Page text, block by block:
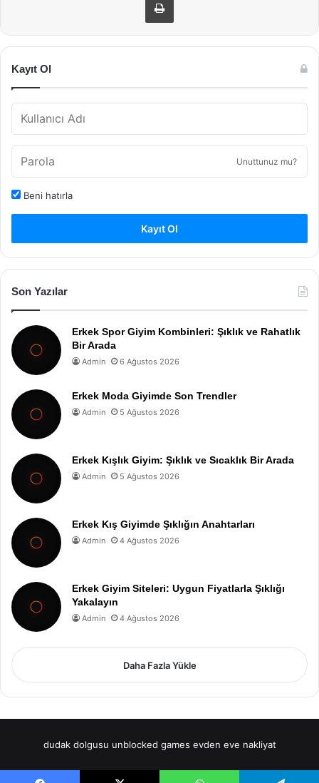
Kayıt Ol
Unuttunuz mu?
Beni hatırla
Kayıt Ol
Son Yazılar
Erkek Spor Giyim Kombinleri: Şıklık ve Rahatlık
Bir Arada
Admin 6 Ağustos 2026
Erkek Moda Giyimde Son Trendler
Admin 5 Ağustos 2026
Erkek Kışlık Giyim: Şıklık ve Sıcaklık Bir Arada
Admin 5 Ağustos 2026
Erkek Kış Giyimde Şıklığın Anahtarları
Admin 4 Ağustos 2026
Erkek Giyim Siteleri: Uygun Fiyatlarla Şıklığı
Yakalayın
Admin 4 Ağustos 2026
Daha Fazla Yükle
dudak dolgusu unblocked games evden eve nakliyat